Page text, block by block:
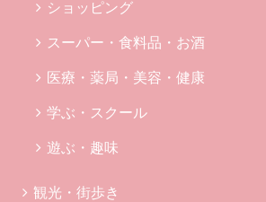
ショッピング
スーパー・食料品・お酒
医療・薬局・美容・健康
学ぶ・スクール
遊ぶ・趣味
観光・街歩き